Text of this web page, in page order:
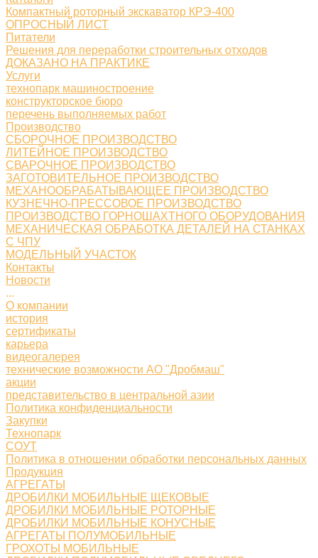
Компактный роторный экскаватор КРЭ-400
ОПРОСНЫЙ ЛИСТ
Питатели
Решения для переработки строительных отходов
ДОКАЗАНО НА ПРАКТИКЕ
Услуги
технопарк машиностроение
конструкторское бюро
перечень выполняемых работ
Производство
СБОРОЧНОЕ ПРОИЗВОДСТВО
ЛИТЕЙНОЕ ПРОИЗВОДСТВО
СВАРОЧНОЕ ПРОИЗВОДСТВО
ЗАГОТОВИТЕЛЬНОЕ ПРОИЗВОДСТВО
МЕХАНООБРАБАТЫВАЮЩЕЕ ПРОИЗВОДСТВО
КУЗНЕЧНО-ПРЕССОВОЕ ПРОИЗВОДСТВО
ПРОИЗВОДСТВО ГОРНОШАХТНОГО ОБОРУДОВАНИЯ
МЕХАНИЧЕСКАЯ ОБРАБОТКА ДЕТАЛЕЙ НА СТАНКАХ
С ЧПУ
МОДЕЛЬНЫЙ УЧАСТОК
Контакты
Новости
...
О компании
история
сертификаты
карьера
видеогалерея
технические возможности АО "Дробмаш"
акции
представительство в центральной азии
Политика конфиденциальности
Закупки
Технопарк
СОУТ
Политика в отношении обработки персональных данных
Продукция
АГРЕГАТЫ
ДРОБИЛКИ МОБИЛЬНЫЕ ЩЕКОВЫЕ
ДРОБИЛКИ МОБИЛЬНЫЕ РОТОРНЫЕ
ДРОБИЛКИ МОБИЛЬНЫЕ КОНУСНЫЕ
АГРЕГАТЫ ПОЛУМОБИЛЬНЫЕ
ГРОХОТЫ МОБИЛЬНЫЕ